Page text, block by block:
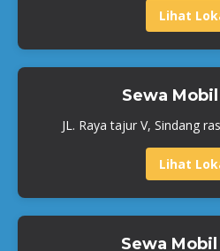
Lihat
Sewa
JL. Raya tajur V, Sindang
Lihat
Sewa